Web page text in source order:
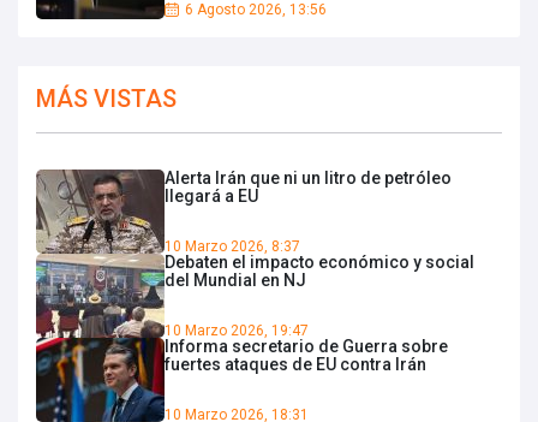
6 Agosto 2026, 13:56
MÁS VISTAS
Alerta Irán que ni un litro de petróleo
llegará a EU
10 Marzo 2026, 8:37
Debaten el impacto económico y social
del Mundial en NJ
10 Marzo 2026, 19:47
Informa secretario de Guerra sobre
fuertes ataques de EU contra Irán
10 Marzo 2026, 18:31